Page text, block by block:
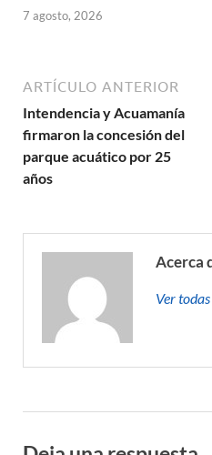
7 agosto, 2026
ARTÍCULO ANTERIOR
Intendencia y Acuamanía
firmaron la concesión del
parque acuático por 25
años
Acerca
Ver